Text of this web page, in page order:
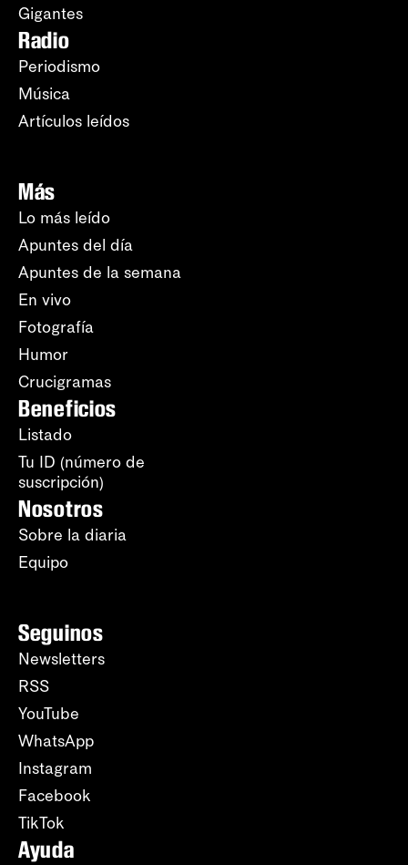
Gigantes
Radio
Periodismo
Música
Artículos leídos
Más
Lo más leído
Apuntes del día
Apuntes de la semana
En vivo
Fotografía
Humor
Crucigramas
Beneficios
Listado
Tu ID (número de
suscripción)
Nosotros
Sobre la diaria
Equipo
Seguinos
Newsletters
RSS
YouTube
WhatsApp
Instagram
Facebook
TikTok
Ayuda